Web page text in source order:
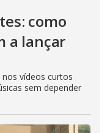
como
a lançar
vídeos curtos
sem depender